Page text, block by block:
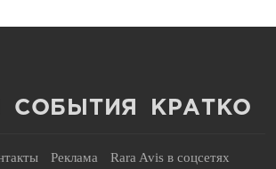
СОБЫТИЯ КРАТКО
Реклама Rara Avis в соцсетях